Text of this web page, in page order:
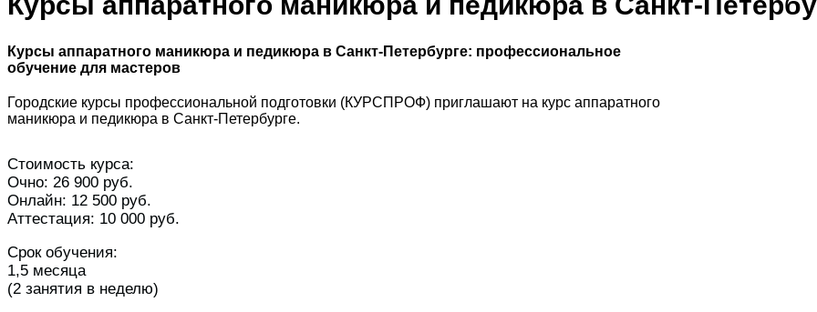
Курсы аппаратного маникюра и педикюра в Санкт-Петербурге: профессиональное
обучение для мастеров
Городские курсы профессиональной подготовки (КУРСПРОФ) приглашают на курс аппаратного
маникюра и педикюра в Санкт-Петербурге.
Стоимость курса:
Очно: 26 900 руб.
Онлайн: 12 500 руб.
Аттестация: 10 000 руб.
Срок обучения:
1,5 месяца
(2 занятия в неделю)